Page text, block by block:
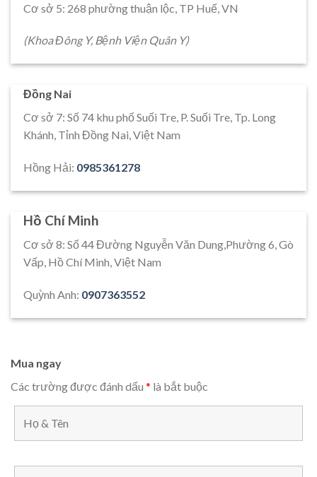
Cơ sở 5: 268 phường thuận lộc, TP Huế, VN
(Khoa Đông Y, Bệnh Viện Quân Y)
Đồng Nai
Cơ sở 7: Số 74 khu phố Suối Tre, P. Suối Tre, Tp. Long
Khánh, Tỉnh Đồng Nai, Việt Nam
Hồng Hải: 0985361278
Hồ Chí Minh
Cơ sở 8: Số 44 Đường Nguyễn Văn Dung,Phường 6, Gò
Vấp, Hồ Chí Minh, Việt Nam
Quỳnh Anh: 0907363552
Mua ngay
Các trường được đánh dấu * là bắt buộc